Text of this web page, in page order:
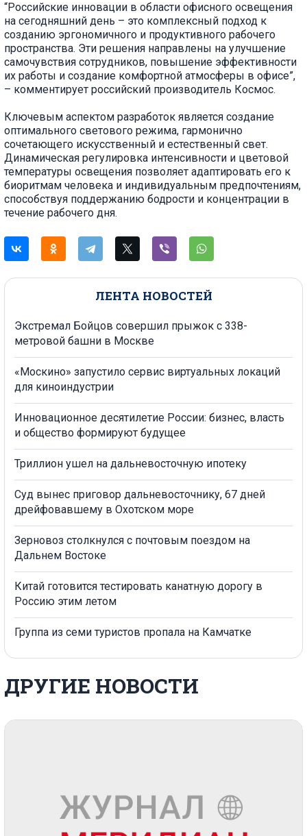
ЛЕНТА НОВОСТЕЙ
Экстремал Бойцов совершил прыжок с 338-
метровой башни в Москве
«Москино» запустило сервис виртуальных локаций
для киноиндустрии
Инновационное десятилетие России: бизнес, власть
и общество формируют будущее
Триллион ушел на дальневосточную ипотеку
Суд вынес приговор дальневосточнику, 67 дней
дрейфовавшему в Охотском море
Зерновоз столкнулся с почтовым поездом на
Дальнем Востоке
Китай готовится тестировать канатную дорогу в
Россию этим летом
Группа из семи туристов пропала на Камчатке
“Российские инновации в области офисного освещения
на сегодняшний день – это комплексный подход к
созданию эргономичного и продуктивного рабочего
пространства. Эти решения направлены на улучшение
самочувствия сотрудников, повышение эффективности
их работы и создание комфортной атмосферы в офисе”,
– комментирует российский производитель Космос.
Ключевым аспектом разработок является создание
оптимального светового режима, гармонично
сочетающего искусственный и естественный свет.
Динамическая регулировка интенсивности и цветовой
температуры освещения позволяет адаптировать его к
биоритмам человека и индивидуальным предпочтениям,
способствуя поддержанию бодрости и концентрации в
течение рабочего дня.
ДРУГИЕ НОВОСТИ